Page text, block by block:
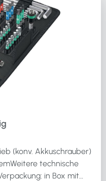
(konv. Akkuschrauber)
technische
in Box mit